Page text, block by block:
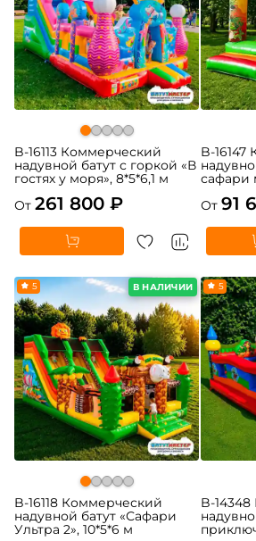
B-16113 Коммерческий
надувной батут с горкой «В
гостях у моря», 8*5*6,1 м
От 261 800 ₽
B-
сафари
От 91
В НАЛИЧИИ
5
B-16118 Коммерческий
надувной батут «Сафари
Ультра 2», 10*5*6 м
5
B-